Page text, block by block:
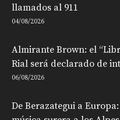
llamados al 911
04/08/2026
Almirante Brown: el
Rial será declarado de
06/08/2026
De Berazategui a